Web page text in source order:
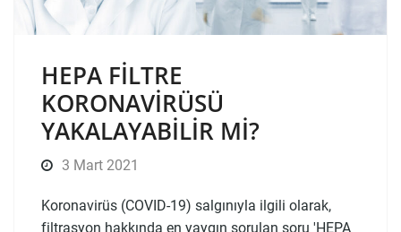
HEPA FILTRE
KORONAVIRÜSÜ
YAKALAYABILIR MI?
3 Mart 2021
Koronavirüs (COVID-19) salgınıyla ilgili olarak,
filtrasyon hakkında en yaygın sorulan soru 'HEPA